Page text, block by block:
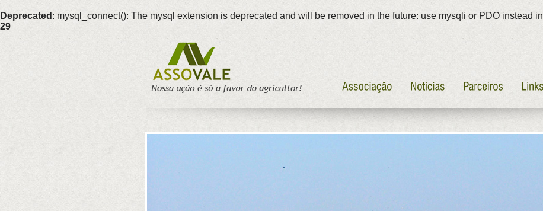
Deprecated : mysql_connect(): The mysql extension is deprecated and will be removed in the future: use mysqli or PDO instead in
29